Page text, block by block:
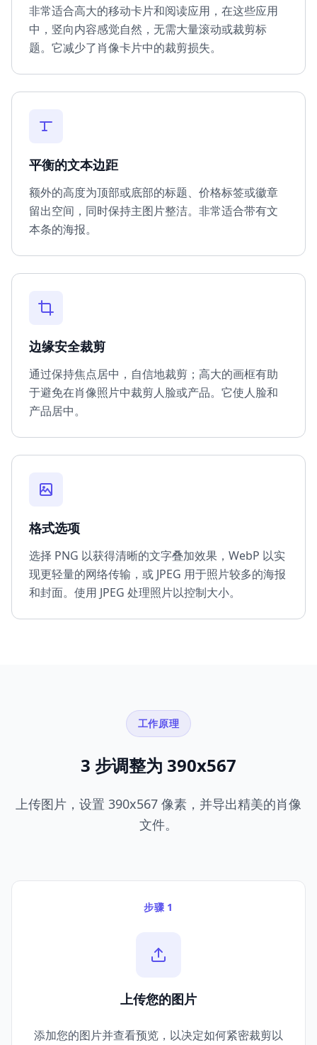
非常适合高大的移动卡片和阅读应用，在这些应用
中，竖向内容感觉自然，无需大量滚动或裁剪标
题。它减少了肖像卡片中的裁剪损失。
平衡的文本边距
额外的高度为顶部或底部的标题、价格标签或徽章
留出空间，同时保持主图片整洁。非常适合带有文
本条的海报。
边缘安全裁剪
通过保持焦点居中，自信地裁剪；高大的画框有助
于避免在肖像照片中裁剪人脸或产品。它使人脸和
产品居中。
格式选项
选择 PNG 以获得清晰的文字叠加效果，WebP 以实
现更轻量的网络传输，或 JPEG 用于照片较多的海报
和封面。使用 JPEG 处理照片以控制大小。
工作原理
3 步调整为 390x567
上传图片，设置 390x567 像素，并导出精美的肖像
文件。
步骤 1
上传您的图片
添加您的图片并查看预览，以决定如何紧密裁剪以